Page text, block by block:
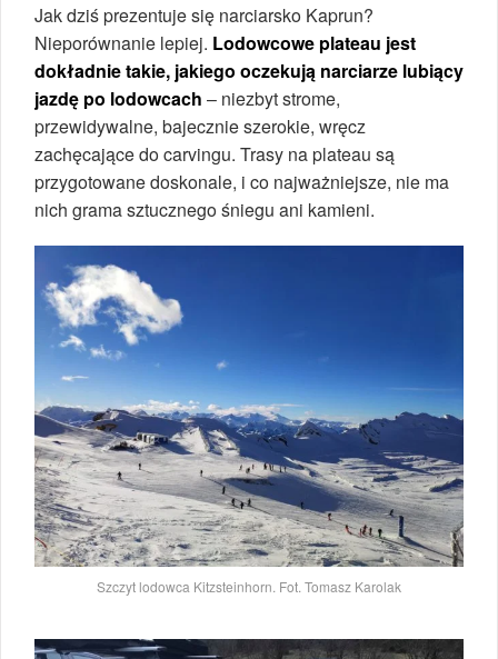
Jak dziś prezentuje się narciarsko Kaprun?
Nieporównanie lepiej. Lodowcowe plateau jest
dokładnie takie, jakiego oczekują narciarze lubiący
jazdę po lodowcach – niezbyt strome,
przewidywalne, bajecznie szerokie, wręcz
zachęcające do carvingu. Trasy na plateau są
przygotowane doskonale, i co najważniejsze, nie ma
nich grama sztucznego śniegu ani kamieni.
Szczyt lodowca Kitzsteinhorn. Fot. Tomasz Karolak